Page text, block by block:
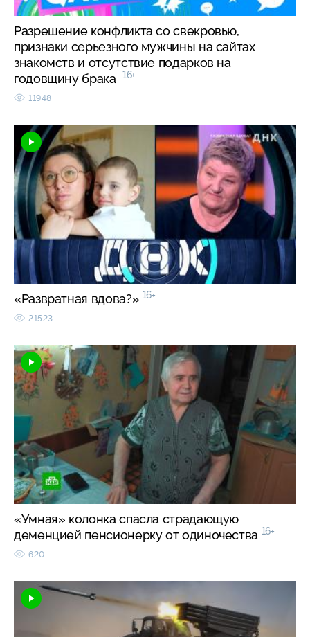
Разрешение конфликта со свекровью,
признаки серьезного мужчины на сайтах
знакомств и отсутствие подарков на
годовщину брака
16+
11948
«Развратная вдова?» 16+
21523
«Умная» колонка спасла страдающую
деменцией пенсионерку от одиночества 16+
620